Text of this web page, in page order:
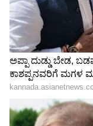
Related Articles
44 ಸಾವಿರ ರೂ.
ಯುಗಾದಿ ವಿಶೇಷ